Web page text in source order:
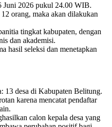
Juni 2026 pukul 24.00 WIB.
orang, maka akan dilakukan
tingkat kabupaten, dengan
dan akademisi.
hasil seleksi dan menetapkan
13 desa di Kabupaten Belitung.
karena mencatat pendaftar
calon kepala desa yang